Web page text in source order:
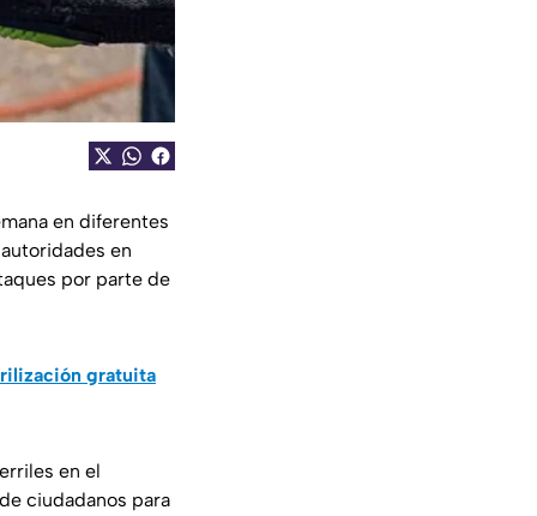
en diferentes
en
por parte de
gratuita
en el
ciudadanos para